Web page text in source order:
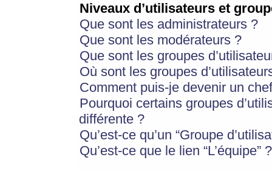
Niveaux d’utilisateurs et
Que sont les administrateurs ?
Que sont les modérateurs ?
Que sont les groupes
Où sont les groupes
Comment puis-je devenir un
Pourquoi certains groupes
différente ?
Qu’est-ce qu’un “Groupe
Qu’est-ce que le lien “L’équipe” ?